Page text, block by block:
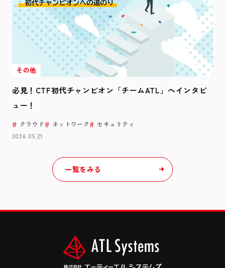
その他
必見！CTF初代チャンピオン「チームATL」へインタビ
ュー！
クラウド ネットワーク
セキュリティ
2024.05.21
一覧をみる